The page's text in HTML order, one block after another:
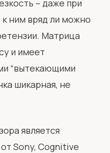
– даже при
ним вряд ли можно
Матрица
и имеет
“вытекающими
шикарная, не
является
Sony, Cognitive